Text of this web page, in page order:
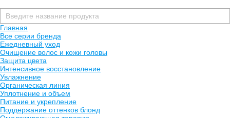
Главная
Все серии бренда
Ежедневный уход
Очищение волос и кожи головы
Защита цвета
Интенсивное восстановление
Увлажнение
Органическая линия
Уплотнение и объем
Питание и укрепление
Поддержание оттенков блонд